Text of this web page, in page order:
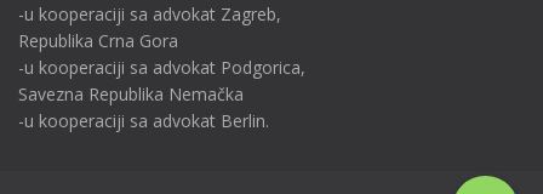
-u kooperaciji sa advokat Zagreb,
Republika Crna Gora
-u kooperaciji sa advokat Podgorica,
Savezna Republika Nemačka
-u kooperaciji sa advokat Berlin.